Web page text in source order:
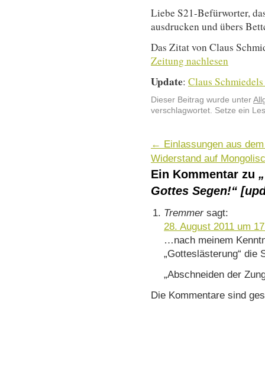
Liebe S21-Befürworter,
ausdrucken und übers
Das Zitat von Claus
Zeitung nachlesen
Update: Claus
Dieser Beitrag wurde unter
verschlagwortet. Setze ein
← Einlassungen aus
Widerstand auf
Ein Kommentar zu
Gottes Segen!“
Tremmer sagt:
28. August 2011 um
…nach meinem
„Gotteslästerung“ die
„Abschneiden der
Die Kommentare sind